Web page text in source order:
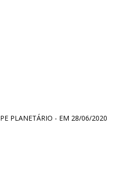
PLANETÁRIO - EM 28/06/2020